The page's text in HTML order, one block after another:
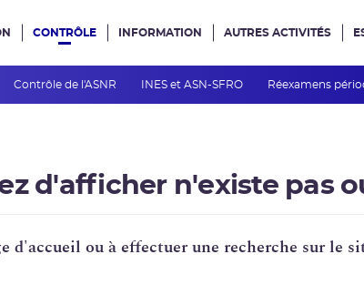
siteCONTRÔLE
Contrôle de l'ASNR INES et ASN-SFRO Réexamens
INFORMATION AUTRES ACTIVITÉS
d'afficher n'existe pas
d'accueil ou à effectuer une recherche sur le